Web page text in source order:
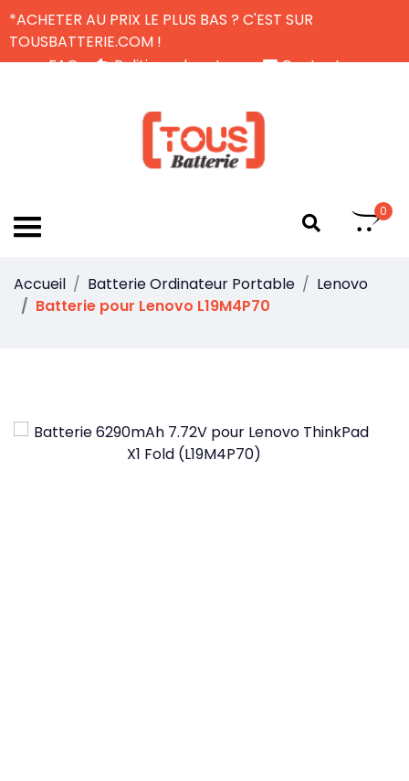
*ACHETER AU PRIX LE PLUS BAS ? C'EST SUR
TOUSBATTERIE.COM !
FAQ
Politique de retour
Contactez-nous
0
Accueil Batterie Ordinateur Portable
Lenovo
Batterie pour Lenovo L19M4P70